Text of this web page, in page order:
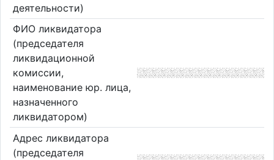
деятельности)
ФИО ликвидатора
(председателя
ликвидационной
комиссии,
наименование юр. лица,
назначенного
ликвидатором)
Адрес ликвидатора
(председателя